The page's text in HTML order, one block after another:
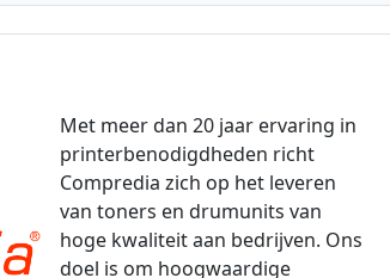
Met meer dan 20 jaar ervaring in
printerbenodigdheden richt
Compredia zich op het leveren
van toners en drumunits van
hoge kwaliteit aan bedrijven. Ons
doel is om hoogwaardige